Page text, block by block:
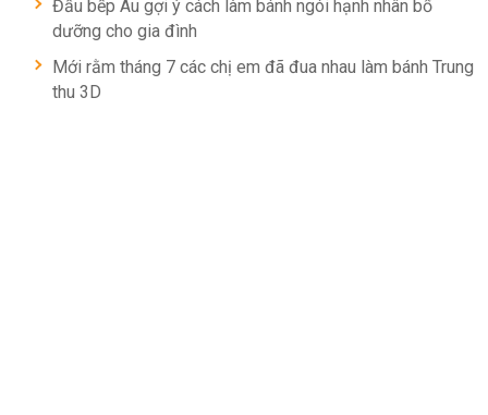
Đầu bếp Âu gợi ý cách làm bánh ngói hạnh nhân bổ
dưỡng cho gia đình
Mới rằm tháng 7 các chị em đã đua nhau làm bánh Trung
thu 3D